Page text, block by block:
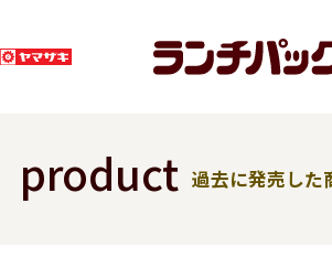
product 過去に発売した